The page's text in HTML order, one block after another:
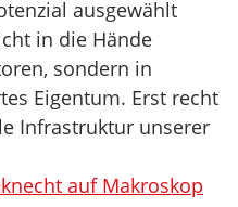
ausgewählt
in die Hände
sondern in
Eigentum. Erst recht
Infrastruktur unserer
auf Makroskop